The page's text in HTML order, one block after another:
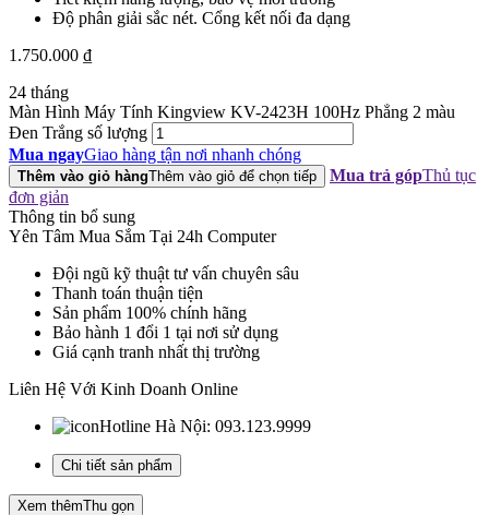
Độ phân giải sắc nét. Cổng kết nối đa dạng
1.750.000 ₫
24 tháng
Màn Hình Máy Tính Kingview KV-2423H 100Hz Phẳng 2 màu
Đen Trắng số lượng
Mua ngayGiao hàng tận nơi nhanh chóng
Thêm vào giỏ hàngThêm vào giỏ để chọn tiếp Mua trả gópThủ tục
đơn giản
Thông tin bổ sung
Yên Tâm Mua Sắm Tại 24h Computer
Đội ngũ kỹ thuật tư vấn chuyên sâu
Thanh toán thuận tiện
Sản phẩm 100% chính hãng
Bảo hành 1 đổi 1 tại nơi sử dụng
Giá cạnh tranh nhất thị trường
Liên Hệ Với Kinh Doanh Online
Hotline Hà Nội: 093.123.9999
Chi tiết sản phẩm
Xem thêmThu gọn